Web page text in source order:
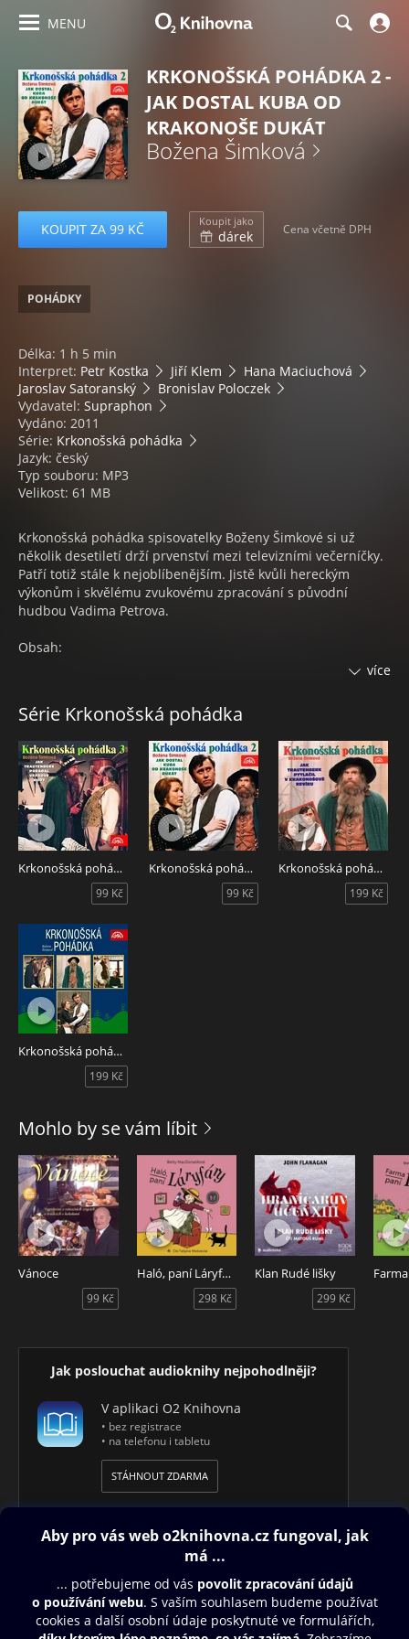
MENU
KRKONOŠSKÁ POHÁDKA 2 -
JAK DOSTAL KUBA OD
KRAKONOŠE DUKÁT
Božena Šimková
KOUPIT ZA 99 KČ Koupit jako
dárek Cena včetně DPH
POHÁDKY
Délka: 1 h 5 min
Interpret: Petr Kostka Jiří Klem
Hana Maciuchová
Jaroslav Satoranský
Bronislav Poloczek
Vydavatel: Supraphon
Vydáno: 2011
Série: Krkonošská pohádka
Jazyk: český
Typ souboru: MP3
Velikost: 61 MB
Krkonošská pohádka spisovatelky Boženy Šimkové si už
několik desetiletí drží prvenství mezi televizními večerníčky.
Patří totiž stále k nejoblíbenějším. Jistě kvůli hereckým
výkonům i skvělému zvukovému zpracování s původní
hudbou Vadima Petrova.
Obsah:
4. Jak si Trautenberk pochutnal na čerstvých pstruzích
Krkonošská pohádka 2 - Jak dostal Kuba od Krakonoše dukát
- kultovní pohádky z Krkonoš Boženy Šimkové. Na audioknize
tak účinkují Hana Maciuchová, Jaroslav Satoranský, Bronislav
Poloczek, Jiří Klem, Petr Kostka.
více
Série Krkonošská pohádka
Krkonošská pohádka 3 - Jak Trautenberk pořádal vepřové hody
99 Kč
Krkonošská pohádka 2 - Jak dostal Kuba od Krakonoše dukát
99 Kč
Krkonošská pohádka 1 - Jak Trautenberk pytlačil v Krakonošově revíru
199 Kč
Krkonošská pohádka 1 - 3
199 Kč
Mohlo by se vám líbit
Vánoce
99 Kč
Haló, paní Láryfáry
298 Kč
Klan Rudé lišky
299 Kč
Jak poslouchat audioknihy nejpohodlněji?
V aplikaci O2 Knihovna
• bez registrace
• na telefonu i tabletu
STÁHNOUT ZDARMA
Obsah ke stažení
Moje O2 Knihovna